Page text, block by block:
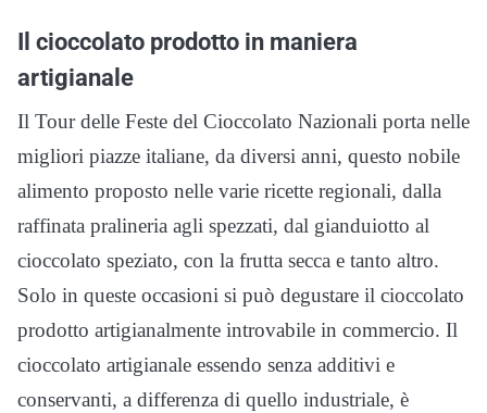
Il cioccolato prodotto in maniera
artigianale
Il Tour delle Feste del Cioccolato Nazionali porta nelle
migliori piazze italiane, da diversi anni, questo nobile
alimento proposto nelle varie ricette regionali, dalla
raffinata pralineria agli spezzati, dal gianduiotto al
cioccolato speziato, con la frutta secca e tanto altro.
Solo in queste occasioni si può degustare il cioccolato
prodotto artigianalmente introvabile in commercio. Il
cioccolato artigianale essendo senza additivi e
conservanti, a differenza di quello industriale, è